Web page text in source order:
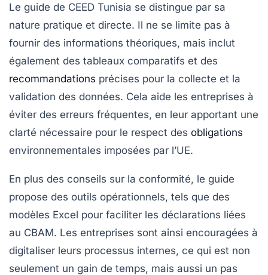
Le guide de CEED Tunisia se distingue par sa
nature pratique et directe. Il ne se limite pas à
fournir des informations théoriques, mais inclut
également des tableaux comparatifs et des
recommandations précises pour la collecte et la
validation des données. Cela aide les entreprises à
éviter des erreurs fréquentes, en leur apportant une
clarté nécessaire pour le respect des obligations
environnementales imposées par l’UE.
En plus des conseils sur la conformité, le guide
propose des outils opérationnels, tels que des
modèles Excel pour faciliter les déclarations liées
au CBAM. Les entreprises sont ainsi encouragées à
digitaliser leurs processus internes, ce qui est non
seulement un gain de temps, mais aussi un pas